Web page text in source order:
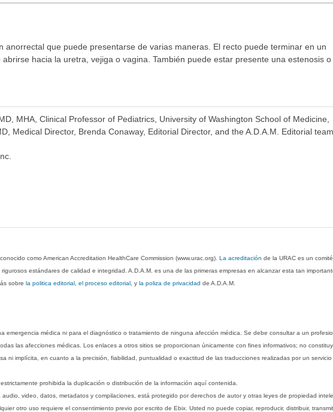
que puede presentarse de varias maneras. El recto puede terminar en un
hacia la uretra, vejiga o vagina. También puede estar presente una estenosis o
MHA, Clinical Professor of Pediatrics, University of Washington School of Medicine,
Medical Director, Brenda Conaway, Editorial Director, and the A.D.A.M. Editorial team.
conocido como American Accreditation HealthCare Commission (www.urac.org).La acreditación de la URAC es un
estándares de calidad e integridad. A.D.A.M. es una de las primeras empresas en alcanzar esta tan
sobrela politica editorial, el proceso editorial , yla poliza de privacidad de A.D.A.M.
emergencia médica ni para el diagnóstico o tratamiento de ninguna afección médica. Se debe consultar a un
las afecciones médicas. Los enlaces a otros sitios se proporcionan únicamente con fines informativos; no
ni implícita, en cuanto a la precisión, fiabilidad, puntualidad o exactitud de las traducciones realizadas por un servicio
prohibida la duplicación o distribución de la información aquí contenida.
video, datos, metadatos y compilaciones, está protegido por derechos de autor y otras leyes de propiedad
otro uso requiere el consentimiento previo por escrito de Ebix. Usted no puede copiar, reproducir, distribuir,